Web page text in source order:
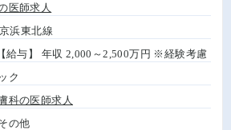
医師求人
浜東北線
給与】 年収 2,000～2,500万円 ※経験考慮
ク
科の医師求人
の他